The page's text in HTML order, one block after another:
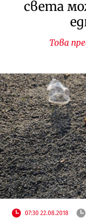
света
Това
07:30 22.08.2018